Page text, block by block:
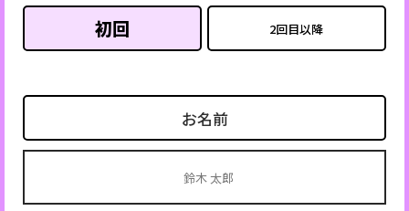
初回 2回目以降
お名前